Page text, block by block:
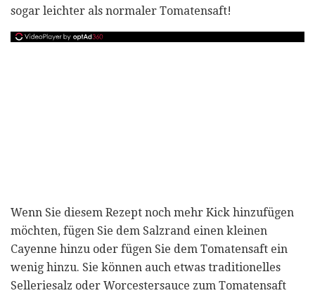
sogar leichter als normaler Tomatensaft!
Wenn Sie diesem Rezept noch mehr Kick hinzufügen
möchten, fügen Sie dem Salzrand einen kleinen
Cayenne hinzu oder fügen Sie dem Tomatensaft ein
wenig hinzu. Sie können auch etwas traditionelles
Selleriesalz oder Worcestersauce zum Tomatensaft